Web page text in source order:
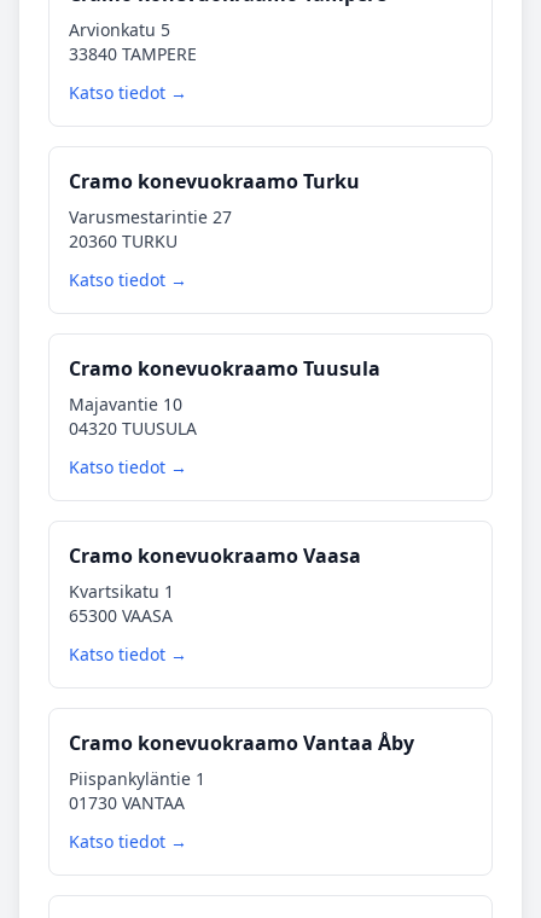
Arvionkatu 5
33840 TAMPERE
Katso tiedot →
Cramo konevuokraamo Turku
Varusmestarintie 27
20360 TURKU
Katso tiedot →
Cramo konevuokraamo Tuusula
Majavantie 10
04320 TUUSULA
Katso tiedot →
Cramo konevuokraamo Vaasa
Kvartsikatu 1
65300 VAASA
Katso tiedot →
Cramo konevuokraamo Vantaa Åby
Piispankyläntie 1
01730 VANTAA
Katso tiedot →